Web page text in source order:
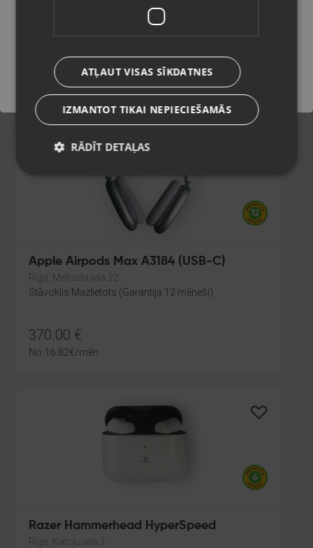
Stāvoklis Lietots (Garantija 6 mēneši)
75.00
3.41€/mēn.
Apple Airpods Max A3184 (USB-C)
Rīga, Melnsila iela 22
Stāvoklis Mazlietots (Garantija 12 mēneši)
370.00 €
No 16.82€/mēn.
Razer Hammerhead HyperSpeed
Rīga, Katoļu iela 7
Saglabāt
ATĻAUT VISAS SĪKDATNES
IZMANTOT TIKAI NEPIECIEŠAMĀS
RĀDĪT DETAĻAS